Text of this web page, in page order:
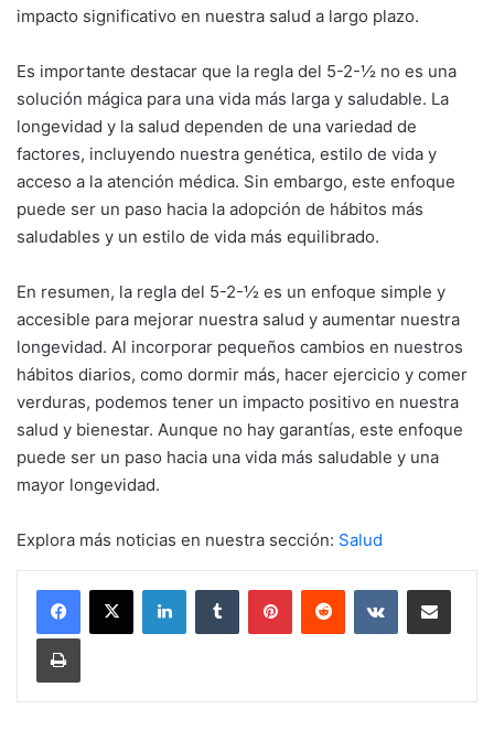
impacto significativo en nuestra salud a largo plazo.
Es importante destacar que la regla del 5-2-½ no es una
solución mágica para una vida más larga y saludable. La
longevidad y la salud dependen de una variedad de
factores, incluyendo nuestra genética, estilo de vida y
acceso a la atención médica. Sin embargo, este enfoque
puede ser un paso hacia la adopción de hábitos más
saludables y un estilo de vida más equilibrado.
En resumen, la regla del 5-2-½ es un enfoque simple y
accesible para mejorar nuestra salud y aumentar nuestra
longevidad. Al incorporar pequeños cambios en nuestros
hábitos diarios, como dormir más, hacer ejercicio y comer
verduras, podemos tener un impacto positivo en nuestra
salud y bienestar. Aunque no hay garantías, este enfoque
puede ser un paso hacia una vida más saludable y una
mayor longevidad.
Explora más noticias en nuestra sección: Salud
LinkedInTumblr PinterestReddit VKontakteCompartir por mail
Imprimir